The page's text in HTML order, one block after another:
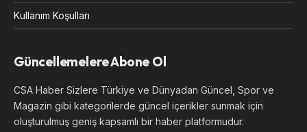
Kullanım Koşulları
Güncellemelere Abone Ol
CSA Haber Sizlere Türkiye ve Dünyadan Güncel, Spor ve
Magazin gibi kategorilerde güncel içerikler sunmak için
oluşturulmuş geniş kapsamlı bir haber platformudur.